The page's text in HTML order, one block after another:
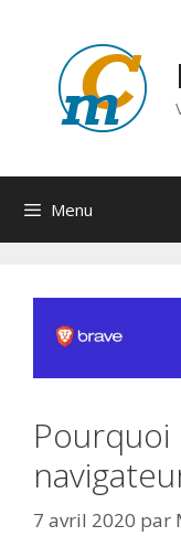
contenu
Menu
Pourquoi
7 avril 2020 par